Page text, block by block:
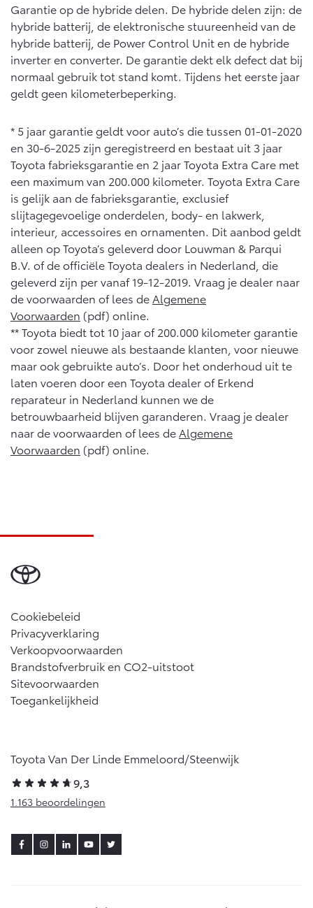
Land Cruiser (excl. BTW)
Vanaf € 89.986,-
Garantie op de hybride delen. De hybride delen zijn: de
hybride batterij, de elektronische stuureenheid van de
hybride batterij, de Power Control Unit en de hybride
inverter en converter. De garantie dekt elk defect dat bij
normaal gebruik tot stand komt. Tijdens het eerste jaar
geldt geen kilometerbeperking.
* 5 jaar garantie geldt voor auto’s die tussen 01-01-2020
en 30-6-2025 zijn geregistreerd en bestaat uit 3 jaar
Toyota fabrieksgarantie en 2 jaar Toyota Extra Care met
een maximum van 200.000 kilometer. Toyota Extra Care
is gelijk aan de fabrieksgarantie, exclusief
slijtagegevoelige onderdelen, body- en lakwerk,
interieur, accessoires en ornamenten. Dit aanbod geldt
alleen op Toyota’s geleverd door Louwman & Parqui
B.V. of de officiële Toyota dealers in Nederland, die
geleverd zijn per vanaf 19-12-2019. Vraag je dealer naar
de voorwaarden of lees de Algemene
Voorwaarden (pdf) online.
** Toyota biedt tot 10 jaar of 200.000 kilometer garantie
voor zowel nieuwe als bestaande klanten, voor nieuwe
maar ook gebruikte auto’s. Door het onderhoud uit te
laten voeren door een Toyota dealer of Erkend
reparateur in Nederland kunnen we de
betrouwbaarheid blijven garanderen. Vraag je dealer
naar de voorwaarden of lees de Algemene
Voorwaarden (pdf) online.
Cookiebeleid
Privacyverklaring
Verkoopvoorwaarden
Brandstofverbruik en CO2-uitstoot
Sitevoorwaarden
Toegankelijkheid
Toyota Van Der Linde Emmeloord/Steenwijk
9,3
1.163 beoordelingen